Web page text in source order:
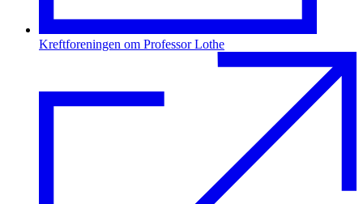
Kreftforeningen om Professor Lothe